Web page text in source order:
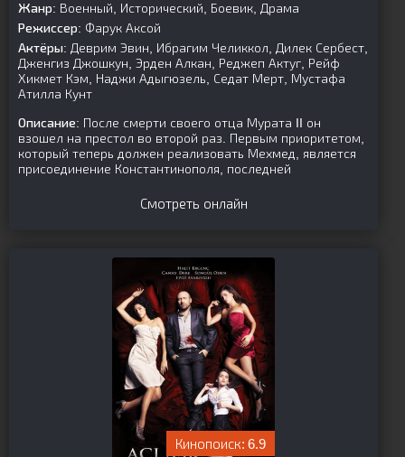
Жанр: Военный, Исторический, Боевик, Драма
Режиссер: Фарук Аксой
Актёры: Деврим Эвин, Ибрагим Челиккол, Дилек Сербест,
Дженгиз Джошкун, Эрден Алкан, Реджеп Актуг, Рейф
Хикмет Кэм, Наджи Адыгюзель, Седат Мерт, Мустафа
Атилла Кунт
Описание: После смерти своего отца Мурата II он
взошел на престол во второй раз. Первым приоритетом,
который теперь должен реализовать Мехмед, является
присоединение Константинополя, последней
Смотреть онлайн
6.9